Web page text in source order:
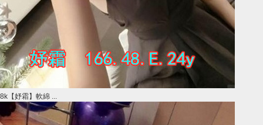
8k【妤霜】軟綿 ...